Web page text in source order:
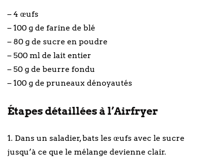
– 4 œufs
– 100 g de farine de blé
– 80 g de sucre en poudre
– 500 ml de lait entier
– 50 g de beurre fondu
– 100 g de pruneaux dénoyautés
Étapes détaillées à l’Airfryer
1. Dans un saladier, bats les œufs avec le sucre
jusqu’à ce que le mélange devienne clair.